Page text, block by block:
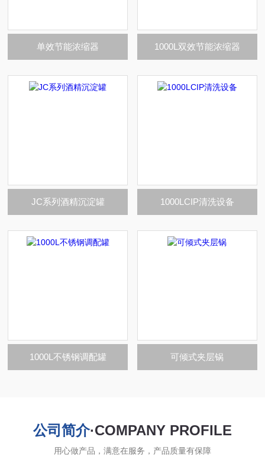
单效节能浓缩器 1000L双效节能浓缩器
JC系列酒精沉淀罐 1000LCIP清洗设备
1000L不锈钢调配罐 可倾式夹层锅
公司简介·COMPANY PROFILE
用心做产品，满意在服务，产品质量有保障